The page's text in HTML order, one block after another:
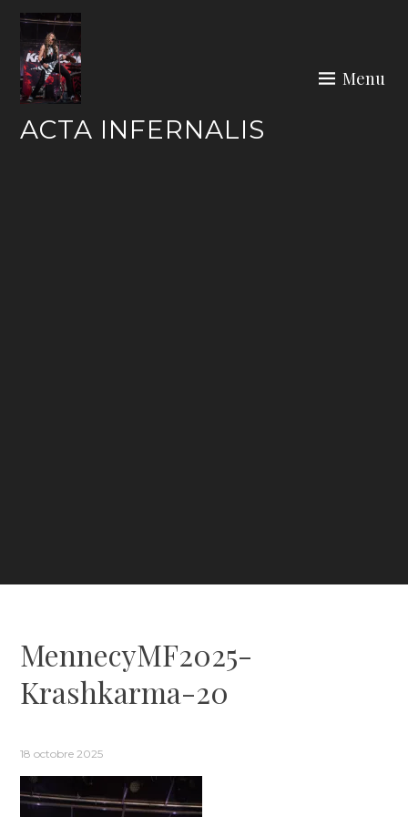
Skip
content
ACTA INFERNALIS
Menu
MennecyMF2025-
Krashkarma-20
18 octobre 2025